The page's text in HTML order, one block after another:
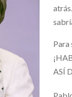
Para
ASÍ